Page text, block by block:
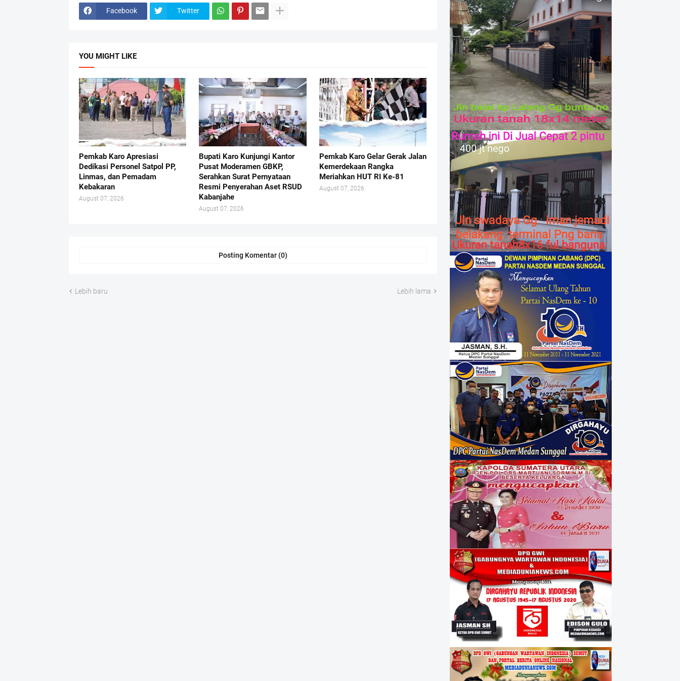
Facebook Twitter
YOU MIGHT LIKE
Pemkab Karo Apresiasi
Dedikasi Personel Satpol PP,
Linmas, dan Pemadam
Kebakaran
August 07, 2026
Bupati Karo Kunjungi Kantor
Pusat Moderamen GBKP,
Serahkan Surat Pernyataan
Resmi Penyerahan Aset RSUD
Kabanjahe
August 07, 2026
Pemkab Karo Gelar Gerak Jalan
Kemerdekaan Rangka
Meriahkan HUT RI Ke-81
August 07, 2026
Posting Komentar (0)
Lebih baru Lebih lama